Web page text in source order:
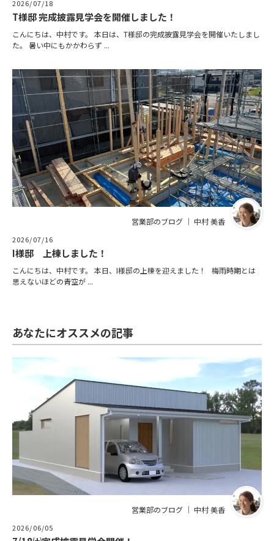
2026/07/18
T様邸 完成披露見学会を開催しました！
こんにちは、中村です。 本日は、T様邸の完成披露見学会を開催いたしまし
た。 暑い中にもかかわらず ...
営業部のブログ ｜ 中村 美香
2026/07/16
I様邸 上棟しました！
こんにちは、中村です。 本日、I様邸の上棟を迎えました！ 梅雨時期とは
思えないほどの青空が ...
あなたにオススメの記事
営業部のブログ ｜ 中村 美香
2026/06/05